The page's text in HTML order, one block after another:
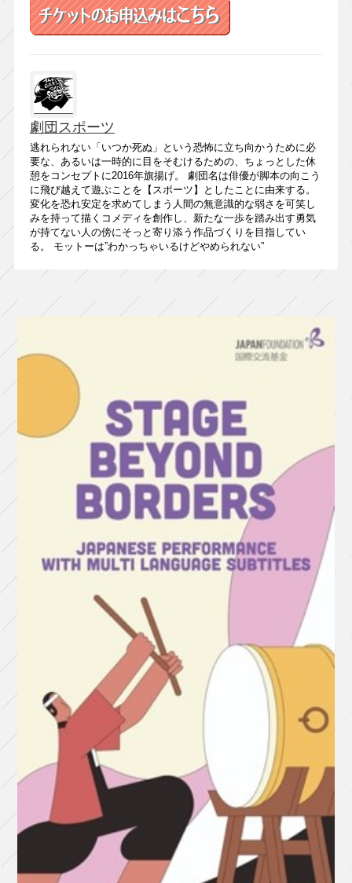
劇団スポーツ
逃れられない「いつか死ぬ」という恐怖に立ち向かうために必
要な、あるいは一時的に目をそむけるための、ちょっとした休
憩をコンセプトに2016年旗揚げ。 劇団名は俳優が脚本の向こう
に飛び越えて遊ぶことを【スポーツ】としたことに由来する。
変化を恐れ安定を求めてしまう人間の無意識的な弱さを可笑し
みを持って描くコメディを創作し、新たな一歩を踏み出す勇気
が持てない人の傍にそっと寄り添う作品づくりを目指してい
る。 モットーは”わかっちゃいるけどやめられない”